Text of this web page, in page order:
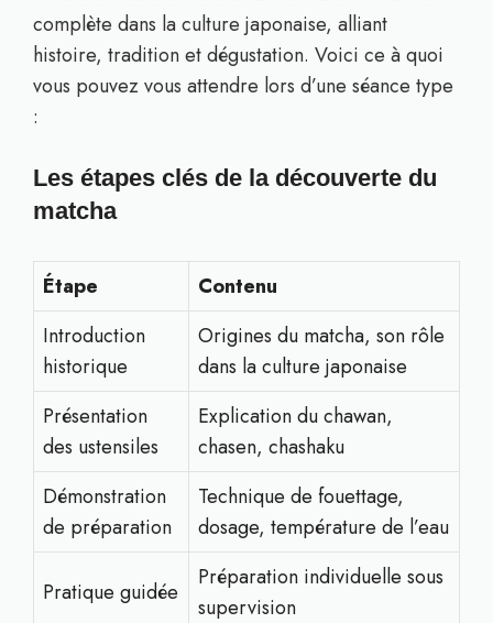
complète dans la culture japonaise, alliant
histoire, tradition et dégustation. Voici ce à quoi
vous pouvez vous attendre lors d’une séance type
:
Les étapes clés de la découverte du
matcha
Étape
Contenu
Introduction
historique
Origines du matcha, son rôle
dans la culture japonaise
Présentation
des ustensiles
Explication du chawan,
chasen, chashaku
Démonstration
de préparation
Technique de fouettage,
dosage, température de l’eau
Pratique guidée
Préparation individuelle sous
supervision